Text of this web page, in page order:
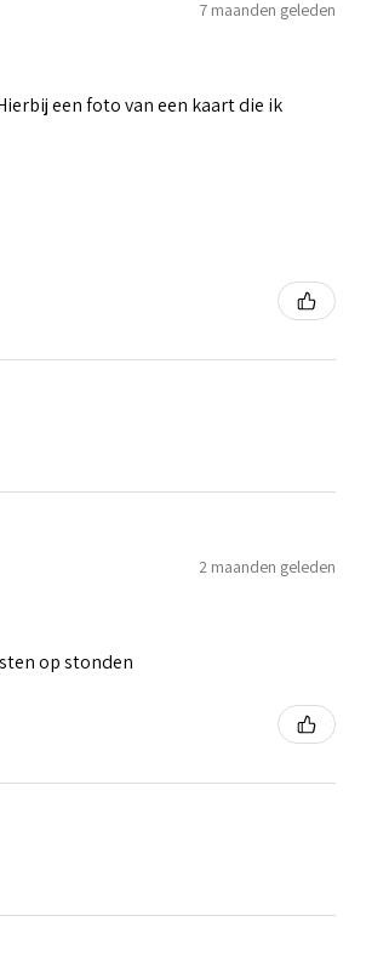
7 maanden geleden
een foto van een kaart die ik
2 maanden geleden
op stonden